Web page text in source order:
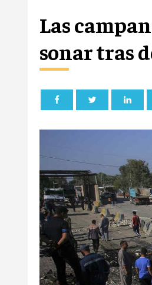
Las
sonar tras